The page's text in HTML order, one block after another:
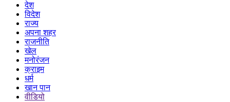
देश
विदेश
राज्य
अपना शहर
राजनीति
खेल
मनोरंजन
क्राइम
धर्म
खान पान
वीडियो